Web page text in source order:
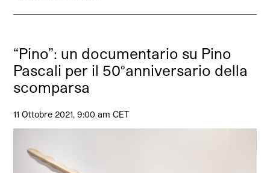
“Pino”: un documentario su Pino
Pascali per il 50°anniversario della
scomparsa
11 Ottobre 2021, 9:00 am CET